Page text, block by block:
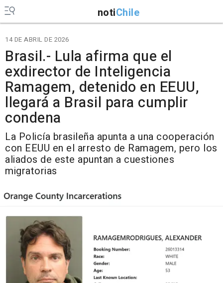
notiChile
14 DE ABRIL DE 2026
Brasil.- Lula afirma que el
exdirector de Inteligencia
Ramagem, detenido en EEUU,
llegará a Brasil para cumplir
condena
La Policía brasileña apunta a una cooperación
con EEUU en el arresto de Ramagem, pero los
aliados de este apuntan a cuestiones
migratorias